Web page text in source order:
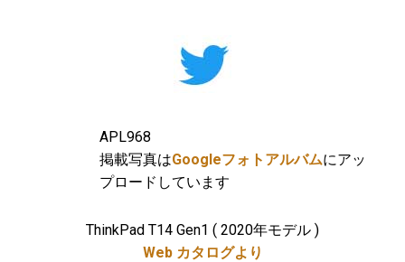
APL968
掲載写真はGoogleフォトアルバムにアッ
プロードしています
ThinkPad T14 Gen1 ( 2020年モデル )
Web カタログより